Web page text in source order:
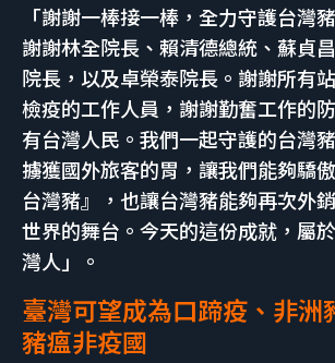
「謝謝一棒接一棒，全力守護台灣
謝謝林全院長、賴清德總統、蘇貞
院長，以及卓榮泰院長。謝謝所有
檢疫的工作人員，謝謝勤奮工作的
有台灣人民。我們一起守護的台灣
擄獲國外旅客的胃，讓我們能夠驕
台灣豬』，也讓台灣豬能夠再次外
世界的舞台。今天的這份成就，屬
灣人」。
臺灣可望成為口蹄疫、非洲
豬瘟非疫國